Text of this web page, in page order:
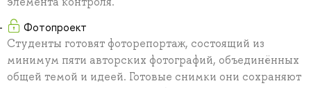
Фотопроект
Студенты готовят фоторепортаж, состоящий из
минимум пяти авторских фотографий, объединённых
общей темой и идеей. Готовые снимки они сохраняют